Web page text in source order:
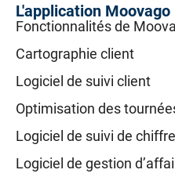
L'application Moovago
Fonctionnalités de
Cartographie client
Logiciel de suivi client
Optimisation des
Logiciel de suivi de
Logiciel de gestion